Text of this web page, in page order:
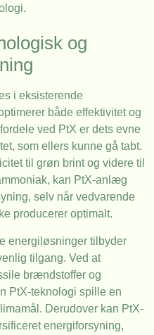
og
i eksisterende
både effektivitet og
ved PtX er dets evne
som ellers kunne gå tabt.
til grøn brint og videre til
kan PtX-anlæg
selv når vedvarende
producerer optimalt.
energiløsninger tilbyder
tilgang. Ved at
brændstoffer og
PtX-teknologi spille en
Derudover kan PtX-
energiforsyning,